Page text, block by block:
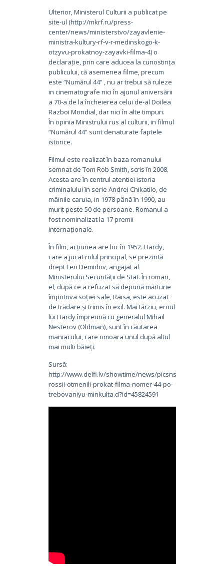
Ulterior, Ministerul Culturii a publicat pe
site-ul (http://mkrf.ru/press-
center/news/ministerstvo/zayavlenie-
ministra-kultury-rf-v-r-medinskogo-k-
otzyvu-prokatnoy-zayavki-filma-4) o
declarație, prin care aducea la cunostința
publicului, că asemenea filme, precum
este “Numărul 44” , nu ar trebui să ruleze
in cinematografe nici în ajunul aniversării
a 70-a de la încheierea celui de-al Doilea
Razboi Mondial, dar nici în alte timpuri.
În opinia Ministrului rus al culturii, in filmul
“Numărul 44” sunt denaturate faptele
istorice.
Filmul este realizat în baza romanului
semnat de Tom Rob Smith, scris în 2008.
Acesta are în centrul atentiei istoria
criminalului în serie Andrei Chikatilo, de
mâinile caruia, in 1978 până în 1990, au
murit peste 50 de persoane. Romanul a
fost nominalizat la 17 premii
internaționale.
În film, acțiunea are loc în 1952. Hardy,
care a jucat rolul principal, se prezintă
drept Leo Demidov, angajat al
Ministerului Securității de Stat. În roman,
el, după ce a refuzat să depună mărturie
împotriva soției sale, Raisa, este acuzat
de trădare și trimis în exil. Mai tărziu, eroul
lui Hardy împreună cu generalul Mihail
Nesterov (Oldman), sunt în căutarea
maniacului, care omoara unul după altul
mai multi băieți.
Sursă:
http://www.delfi.lv/showtime/news/picsnsounds/pics/v-
rossii-otmenili-prokat-filma-nomer-44-po-
trebovaniyu-minkulta.d?id=45824591